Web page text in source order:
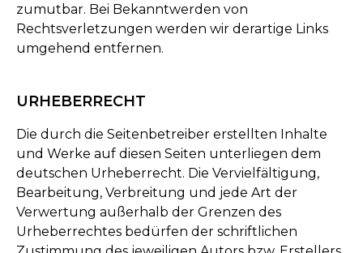
zumutbar. Bei Bekanntwerden von
Rechtsverletzungen werden wir derartige Links
umgehend entfernen.
URHEBERRECHT
Die durch die Seitenbetreiber erstellten Inhalte
und Werke auf diesen Seiten unterliegen dem
deutschen Urheberrecht. Die Vervielfältigung,
Bearbeitung, Verbreitung und jede Art der
Verwertung außerhalb der Grenzen des
Urheberrechtes bedürfen der schriftlichen